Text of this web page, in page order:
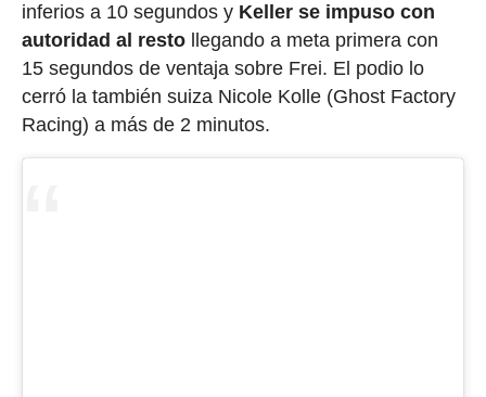
inferios a 10 segundos y Keller se impuso con
autoridad al restollegando a meta primera con
15 segundos de ventaja sobre Frei. El podio lo
cerró la también suiza Nicole Kolle (Ghost Factory
Racing) a más de 2 minutos.